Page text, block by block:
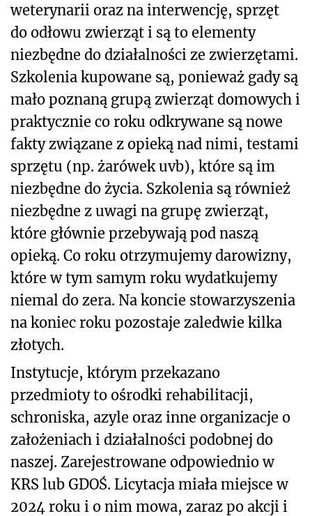
weterynarii oraz na interwencję, sprzęt
do odłowu zwierząt i są to elementy
niezbędne do działalności ze zwierzętami.
Szkolenia kupowane są, ponieważ gady są
mało poznaną grupą zwierząt domowych i
praktycznie co roku odkrywane są nowe
fakty związane z opieką nad nimi, testami
sprzętu (np. żarówek uvb), które są im
niezbędne do życia. Szkolenia są również
niezbędne z uwagi na grupę zwierząt,
które głównie przebywają pod naszą
opieką. Co roku otrzymujemy darowizny,
które w tym samym roku wydatkujemy
niemal do zera. Na koncie stowarzyszenia
na koniec roku pozostaje zaledwie kilka
złotych.
Instytucje, którym przekazano
przedmioty to ośrodki rehabilitacji,
schroniska, azyle oraz inne organizacje o
założeniach i działalności podobnej do
naszej. Zarejestrowane odpowiednio w
KRS lub GDOŚ. Licytacja miała miejsce w
2024 roku i o nim mowa, zaraz po akcji i